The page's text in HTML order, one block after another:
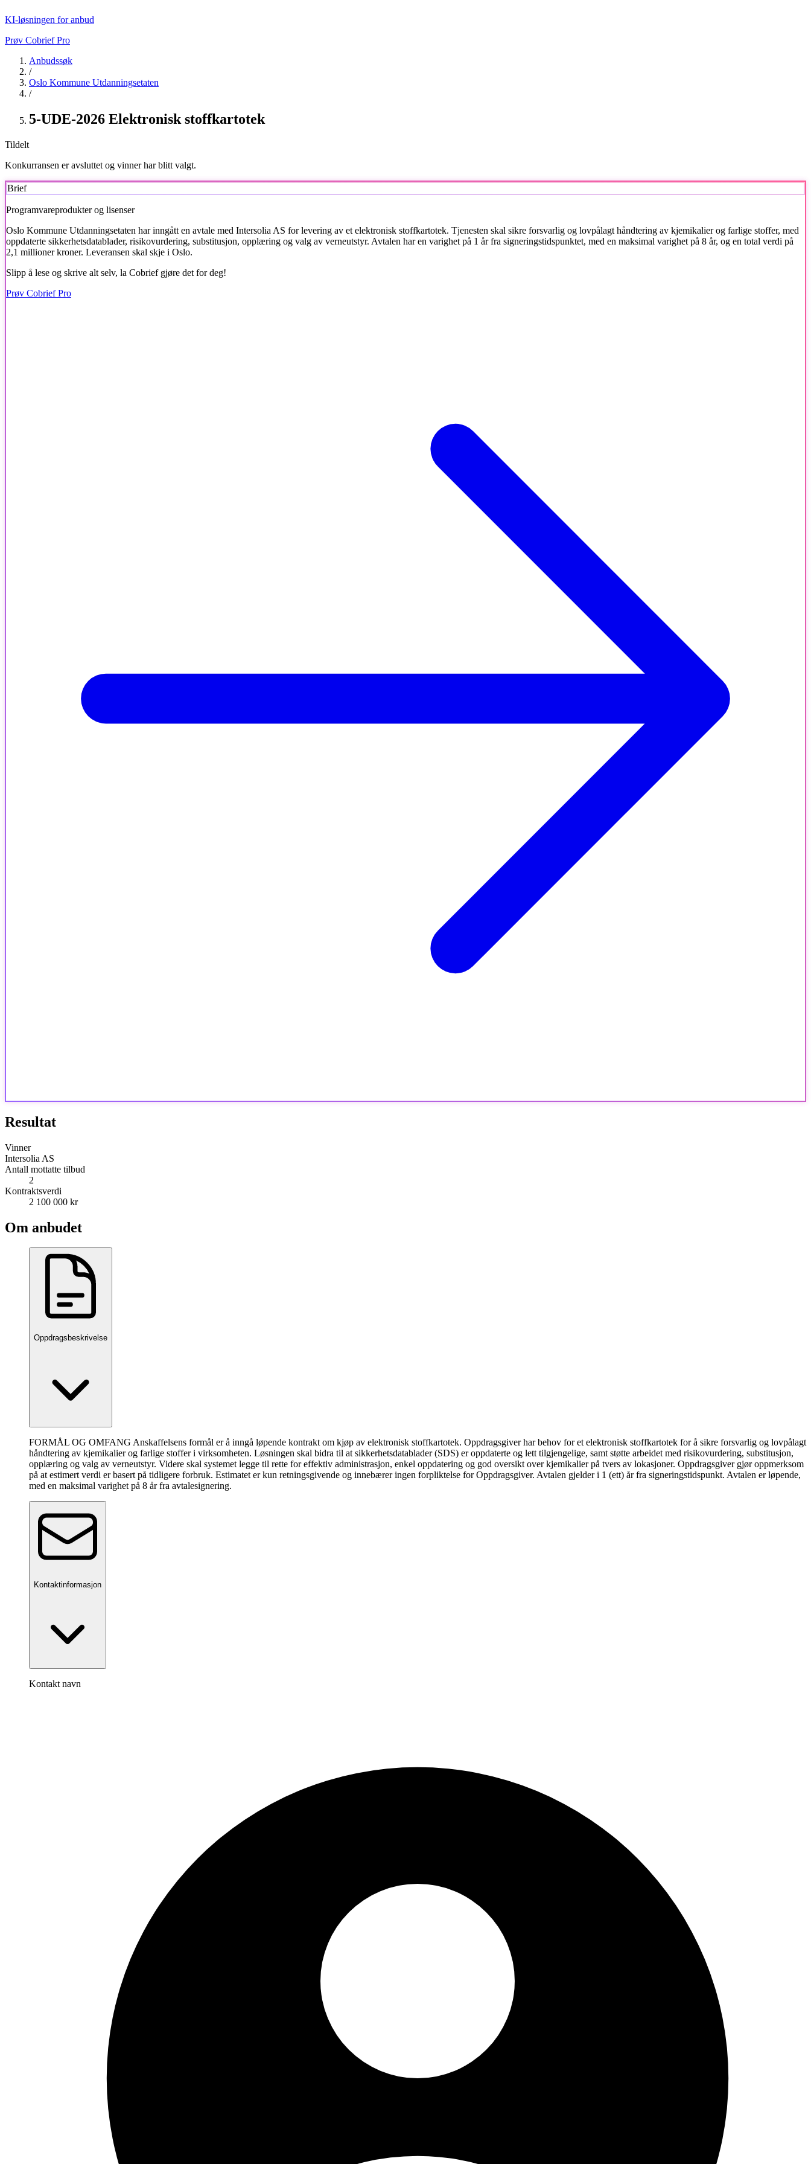
KI-løsningen for anbud
Prøv Cobrief Pro
Anbudssøk
/
Oslo Kommune Utdanningsetaten
/
5-UDE-2026 Elektronisk stoffkartotek
Tildelt
Konkurransen er avsluttet og vinner har blitt valgt.
Brief
Programvareprodukter og lisenser
Oslo Kommune Utdanningsetaten har inngått en avtale med Intersolia AS for levering av et elektronisk stoffkartotek. Tjenesten skal sikre forsvarlig og lovpålagt håndtering av kjemikalier og farlige stoffer, med
oppdaterte sikkerhetsdatablader, risikovurdering, substitusjon, opplæring og valg av verneutstyr. Avtalen har en varighet på 1 år fra signeringstidspunktet, med en maksimal varighet på 8 år, og en total verdi på
2,1 millioner kroner. Leveransen skal skje i Oslo.
Slipp å lese og skrive alt selv, la Cobrief gjøre det for deg!
Prøv Cobrief Pro
Resultat
Vinner
Intersolia AS
Antall mottatte tilbud
2
Kontraktsverdi
2 100 000 kr
Om anbudet
Oppdragsbeskrivelse
FORMÅL OG OMFANG Anskaffelsens formål er å inngå løpende kontrakt om kjøp av elektronisk stoffkartotek. Oppdragsgiver har behov for et elektronisk stoffkartotek for å sikre forsvarlig og lovpålagt
håndtering av kjemikalier og farlige stoffer i virksomheten. Løsningen skal bidra til at sikkerhetsdatablader (SDS) er oppdaterte og lett tilgjengelige, samt støtte arbeidet med risikovurdering, substitusjon,
opplæring og valg av verneutstyr. Videre skal systemet legge til rette for effektiv administrasjon, enkel oppdatering og god oversikt over kjemikalier på tvers av lokasjoner. Oppdragsgiver gjør oppmerksom
på at estimert verdi er basert på tidligere forbruk. Estimatet er kun retningsgivende og innebærer ingen forpliktelse for Oppdragsgiver. Avtalen gjelder i 1 (ett) år fra signeringstidspunkt. Avtalen er løpende,
med en maksimal varighet på 8 år fra avtalesignering.
Kontaktinformasjon
Kontakt navn